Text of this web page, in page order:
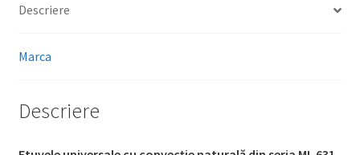
Descriere
Marca
Descriere